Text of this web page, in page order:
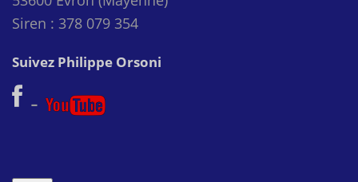
Siren : 378 079 354
Suivez Philippe Orsoni
-